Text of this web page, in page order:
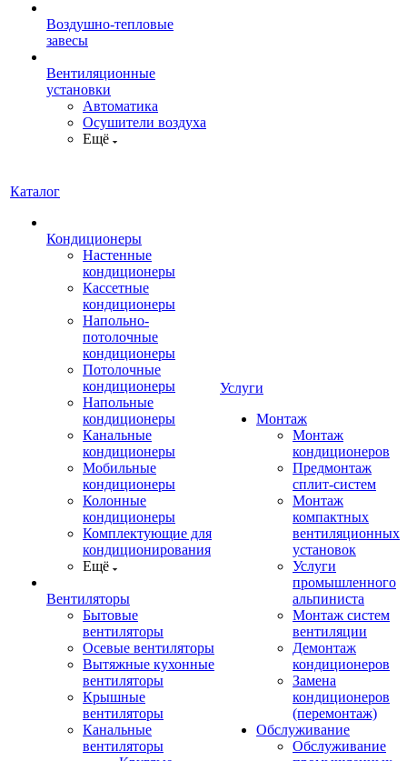
Воздушно-тепловые
завесы
Вентиляционные
установки
Автоматика
Осушители воздуха
Ещё
Каталог
Кондиционеры
Настенные
кондиционеры
Кассетные
кондиционеры
Напольно-
потолочные
кондиционеры
Потолочные
кондиционеры
Напольные
кондиционеры
Канальные
кондиционеры
Мобильные
кондиционеры
Колонные
кондиционеры
Комплектующие для
кондиционирования
Ещё
Вентиляторы
Бытовые
вентиляторы
Осевые вентиляторы
Вытяжные кухонные
вентиляторы
Крышные
вентиляторы
Канальные
вентиляторы
Услуги
Монтаж
Монтаж
кондиционеров
Предмонтаж
сплит-систем
Монтаж
компактных
вентиляционных
установок
Услуги
промышленного
альпиниста
Монтаж систем
вентиляции
Демонтаж
кондиционеров
Замена
кондиционеров
(перемонтаж)
Обслуживание
Обслуживание